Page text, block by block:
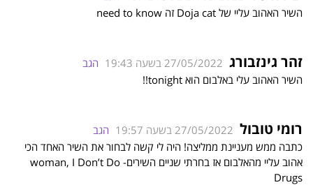
השיר האהוב עליי של Doja cat זה need to know
זהר גינזבורג 27/05/2022 בשעה 19:43
הגב
השיר האהוב עלי באלבום הוא tonight!!
רומי טובול 27/05/2022 בשעה 19:57
הגב
כתבה ממש מעניינת ממליצה! היה לי קשה לבחור את השיר האחד הכי
אהוב עליי מהאלבום אז בחרתי שניים השירים- woman, I Don’t Do
Drugs